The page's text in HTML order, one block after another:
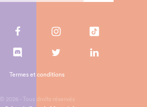
© 2026 - Tous droits réservés
Termes et conditions